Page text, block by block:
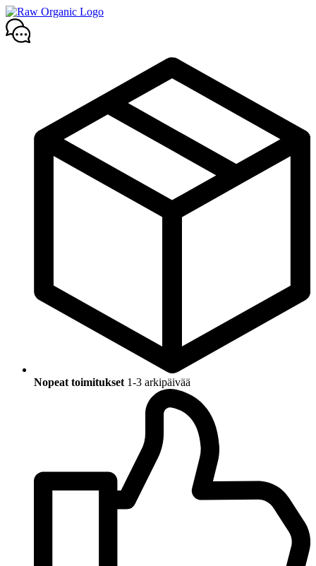
Mene
sisältöön
Nopeat toimitukset 1-3 arkipäivää